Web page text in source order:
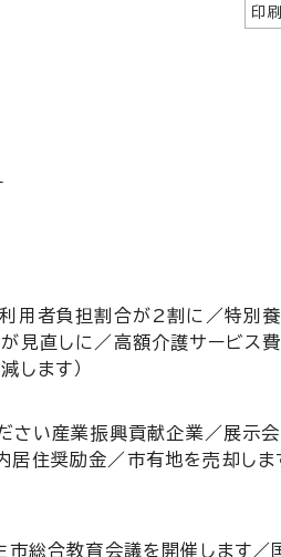
印刷
用者負担割合が2割に／特別
見直しに／高額介護サービス
します）
さい産業振興貢献企業／展示
住奨励金／市有地を売却し
市総合教育会議を開催します